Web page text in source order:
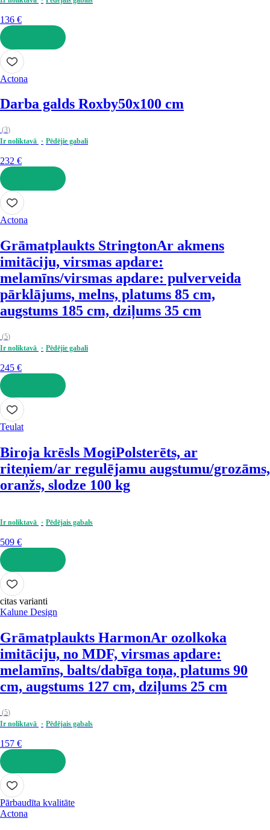
136 €
LIKT GROZĀ
Actona
Darba galds Roxby50x100 cm
(3)
Ir noliktavā
Pēdējie gabali
232 €
LIKT GROZĀ
Actona
Grāmatplaukts StringtonAr akmens
imitāciju, virsmas apdare:
melamīns/virsmas apdare: pulverveida
pārklājums, melns, platums 85 cm,
augstums 185 cm, dziļums 35 cm
(5)
Ir noliktavā
Pēdējie gabali
245 €
LIKT GROZĀ
Teulat
Biroja krēsls MogiPolsterēts, ar
riteņiem/ar regulējamu augstumu/grozāms,
oranžs, slodze 100 kg
Ir noliktavā Pēdējais gabals
509 €
LIKT GROZĀ
citas varianti
Kalune Design
Grāmatplaukts HarmonAr ozolkoka
imitāciju, no MDF, virsmas apdare:
melamīns, balts/dabīga toņa, platums 90
cm, augstums 127 cm, dziļums 25 cm
(5)
Ir noliktavā
Pēdējais gabals
157 €
LIKT GROZĀ
Pārbaudīta kvalitāte
Actona